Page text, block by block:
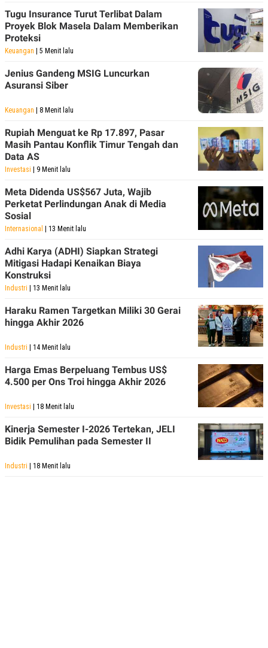
Tugu Insurance Turut Terlibat Dalam
Proyek Blok Masela Dalam Memberikan
Proteksi
Keuangan | 5 Menit lalu
Jenius Gandeng MSIG Luncurkan
Asuransi Siber
Keuangan | 8 Menit lalu
Rupiah Menguat ke Rp 17.897, Pasar
Masih Pantau Konflik Timur Tengah dan
Data AS
Investasi | 9 Menit lalu
Meta Didenda US$567 Juta, Wajib
Perketat Perlindungan Anak di Media
Sosial
Internasional | 13 Menit lalu
Adhi Karya (ADHI) Siapkan Strategi
Mitigasi Hadapi Kenaikan Biaya
Konstruksi
Industri | 13 Menit lalu
Haraku Ramen Targetkan Miliki 30 Gerai
hingga Akhir 2026
Industri | 14 Menit lalu
Harga Emas Berpeluang Tembus US$
4.500 per Ons Troi hingga Akhir 2026
Investasi | 18 Menit lalu
Kinerja Semester I-2026 Tertekan, JELI
Bidik Pemulihan pada Semester II
Industri | 18 Menit lalu